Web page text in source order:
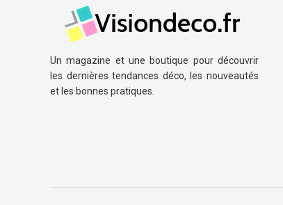
Un magazine et une boutique pour découvrir
les dernières tendances déco, les nouveautés
et les bonnes pratiques.